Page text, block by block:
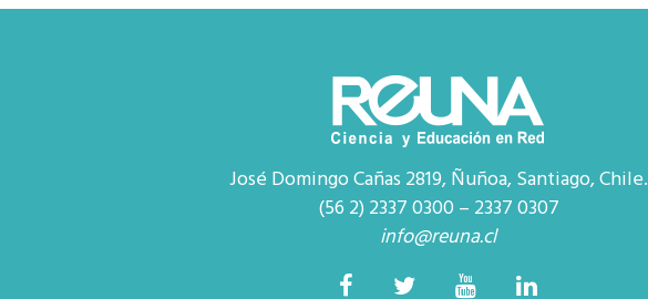
José Domingo Cañas 2819, Ñuñoa, Santiago, Chile.
(56 2) 2337 0300 – 2337 0307
info@reuna.cl